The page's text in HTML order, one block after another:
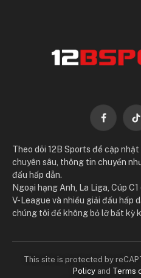
Facebook
Theo dõi 12B Sports để cập
chuyên sâu, thông tin chuyển
đấu hấp dẫn.
Ngoại hạng Anh, La Liga, Cúp
V-League và nhiều giải đấu hấp
chúng tôi để không bỏ lỡ bất kỳ
This site is protected by
Policyand Terms